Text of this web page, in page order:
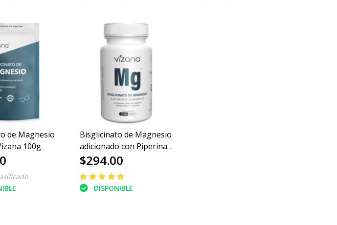
de Magnesio
100g
Bisglicinato de Magnesio
adicionado con Piperina
Vizana 90/830MG
$294.00
DISPONIBLE